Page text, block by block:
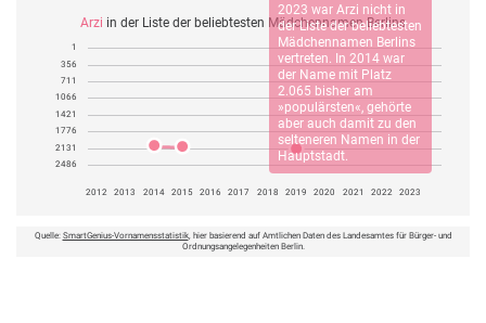
Arzi in der Liste der beliebtesten Mädchennamen Berlins
2023 war Arzi nicht in
der Liste der beliebtesten
Mädchennamen Berlins
vertreten. In 2014 war
der Name mit Platz
2.065 bisher am
»populärsten«, gehörte
aber auch damit zu den
selteneren Namen in der
Hauptstadt.
1
356
711
1066
1421
1776
2131
2486
2012 2013 2014 2015 2016 2017 2018 2019 2020 2021 2022 2023
Quelle: SmartGenius-Vornamensstatistik, hier basierend auf Amtlichen Daten des Landesamtes für Bürger- und
Ordnungsangelegenheiten Berlin.